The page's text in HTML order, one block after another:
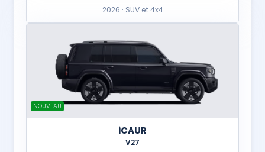
2026 · SUV et 4x4
NOUVEAU
iCAUR
V27